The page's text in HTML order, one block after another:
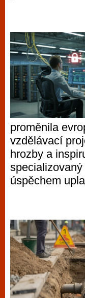
proměnila
vzdělávací
hrozby a
úspěchem